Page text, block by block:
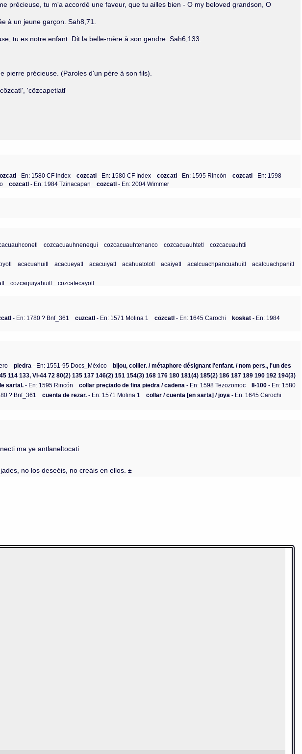
précieuse, tu m'a accordé une faveur, que tu ailles bien - O my beloved grandson, O
à un jeune garçon. Sah8,71.
tu es notre enfant. Dit la belle-mère à son gendre. Sah6,133.
pierre précieuse. (Paroles d'un père à son fils).
'côzcapetlatl'
- En: 1580 CF Index cozcatl- En: 1580 CF Index cozcatl- En: 1595 Rincón cozcatl- En: 1598
cozcatl- En: 1984 Tzinacapan cozcatl- En: 2004 Wimmer
cozcacuauhnenequi cozcacuauhtenanco cozcacuauhtetl
cozcacuauhtli
acacuahuitl acacueyatl acacuiyatl acahuatototl acaiyetl acalcuachpancuahuitl
acalcuachpanitl
cozcaquiyahuitl cozcatecayotl
- En: 1780 ? Bnf_361 cuzcatl - En: 1571 Molina 1 cözcatl - En: 1645 Carochi koskat - En: 1984
piedra - En: 1551-95 Docs_México
bijou, collier. / métaphore désignant l'enfant. / nom pers., l'un des
114 133, VI-44 72 80(2) 135 137 146(2) 151 154(3) 168 176 180 181(4) 185(2) 186 187 189 190 192 194(3)
sartal. - En: 1595 Rincón collar preçiado de fina piedra / cadena - En: 1598 Tezozomoc II-100 - En: 1580
? Bnf_361 cuenta de rezar. - En: 1571 Molina 1 collar / cuenta [en sarta] / joya - En: 1645 Carochi
ma ye antlaneltocati
no los deseéis, no creáis en ellos. ±